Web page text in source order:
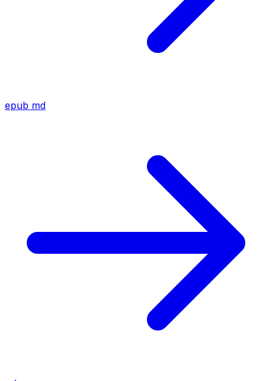
epub md